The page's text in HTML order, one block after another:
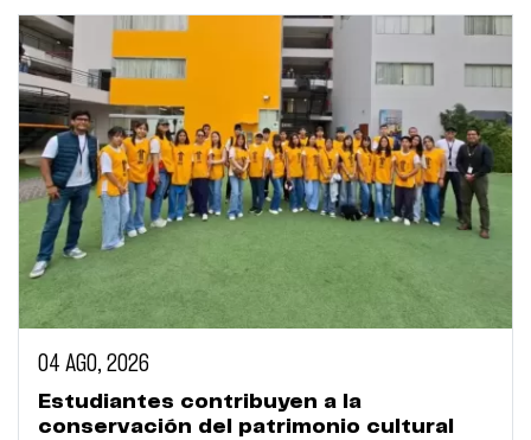
04 AGO, 2026
Estudiantes contribuyen a la
conservación del patrimonio cultural